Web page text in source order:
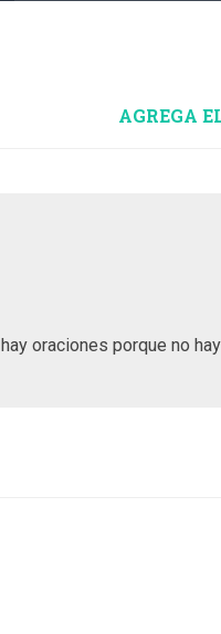
AGREGA
oraciones porque no hay